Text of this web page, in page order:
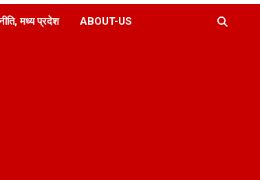
मध्य प्रदेश ABOUT-US